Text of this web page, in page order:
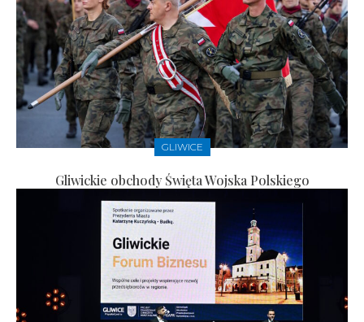
GLIWICE
Gliwickie obchody Święta Wojska Polskiego